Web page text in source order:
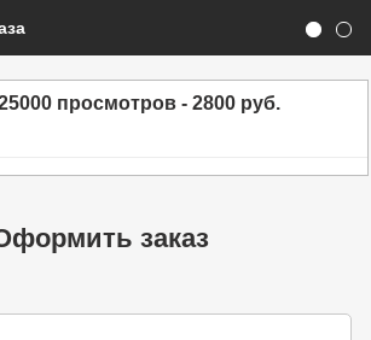
заказ
просмотров - 2800 руб.